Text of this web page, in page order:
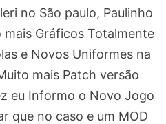
no São paulo, Paulinho
Gráficos Totalmente
e Novos Uniformes na
mais Patch versão
eu Informo o Novo Jogo
que no caso e um MOD